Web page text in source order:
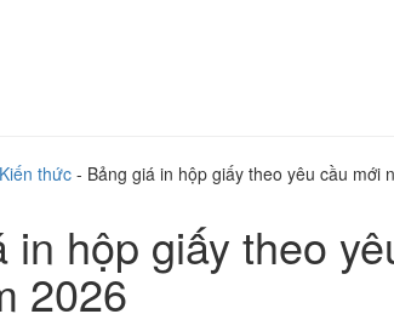
Kiến thức - Bảng giá in hộp giấy theo yêu cầu mới
in hộp giấy theo
2026